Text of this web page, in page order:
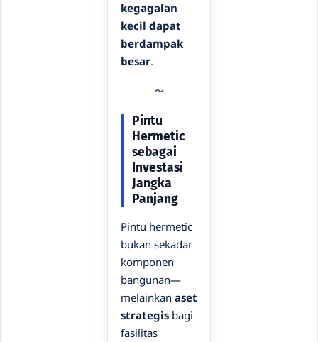
kegagalan
kecil dapat
berdampak
besar.
Pintu
Hermetic
sebagai
Investasi
Jangka
Panjang
Pintu hermetic
bukan sekadar
komponen
bangunan—
melainkan aset
strategis bagi
fasilitas